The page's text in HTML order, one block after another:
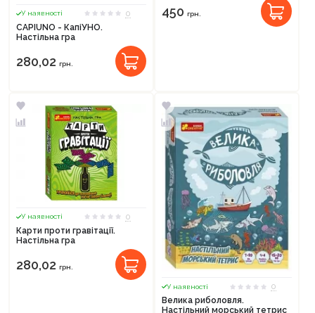
У наявності
0
CAPIUNO - КапіУНО.
Настільна гра
280,02 грн.
450 грн.
У наявності
0
Карти проти гравітації.
Настільна гра
280,02 грн.
У наявності
0
Велика риболовля.
Настільний морський тетрис